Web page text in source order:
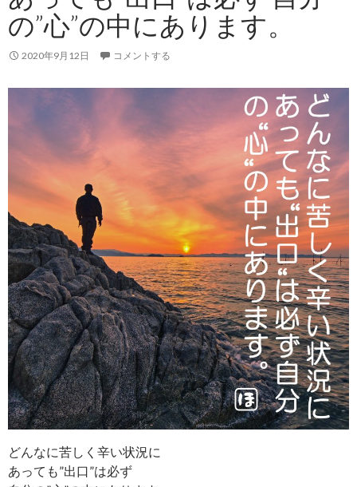
の”心”の中にあります。
2020年9月12日 コメントする
どんなに苦しく辛い状況に
あっても”出口”は必ず